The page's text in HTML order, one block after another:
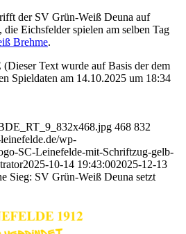
der SV Grün-Weiß Deuna auf
, die Eichsfelder spielen am selben Tag
Brehme.
Text wurde auf Basis der dem
Spieldaten am 14.10.2025 um 18:34
468 832
wp-
SC-Leinefelde-mit-Schriftzug-gelb-
2025-10-14 19:43:002025-12-13
Sieg: SV Grün-Weiß Deuna setzt